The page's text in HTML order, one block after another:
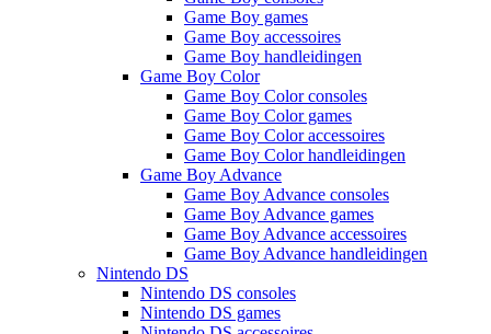
Game Boy games
Game Boy accessoires
Game Boy handleidingen
Game Boy Color
Game Boy Color consoles
Game Boy Color games
Game Boy Color accessoires
Game Boy Color handleidingen
Game Boy Advance
Game Boy Advance consoles
Game Boy Advance games
Game Boy Advance accessoires
Game Boy Advance handleidingen
Nintendo DS
Nintendo DS consoles
Nintendo DS games